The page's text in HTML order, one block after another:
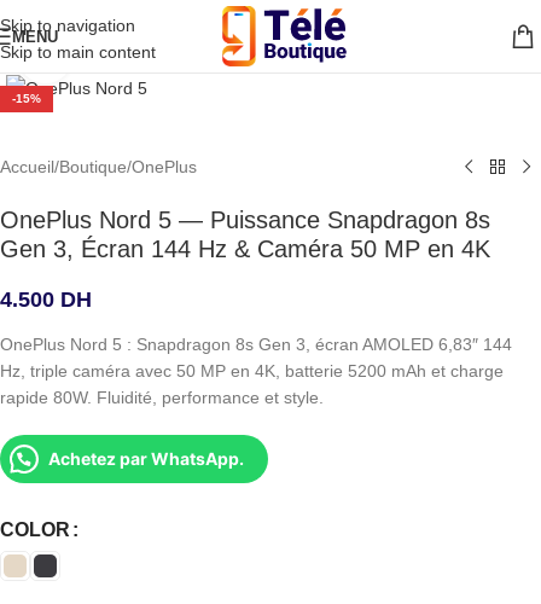
Skip to navigation
Skip to main content
MENU
-15%
Agrandir
Accueil/Boutique/OnePlus
OnePlus Nord 5 — Puissance Snapdragon 8s
Gen 3, Écran 144 Hz & Caméra 50 MP en 4K
4.500 DH
OnePlus Nord 5 : Snapdragon 8s Gen 3, écran AMOLED 6,83″ 144
Hz, triple caméra avec 50 MP en 4K, batterie 5200 mAh et charge
rapide 80W. Fluidité, performance et style.
Achetez par WhatsApp.
COLOR